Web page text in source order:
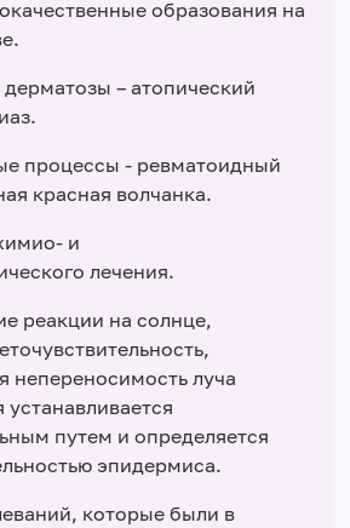
образования на
– атопический
процессы - ревматоидный
красная волчанка.
и
лечения.
реакции на солнце,
непереносимость луча
устанавливается
путем и определяется
эпидермиса.
которые были в